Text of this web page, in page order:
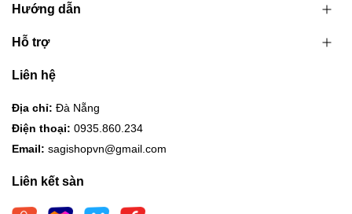
Hướng dẫn
Hỗ trợ
Liên hệ
Địa chỉ: Đà Nẵng
Điện thoại: 0935.860.234
Email: sagishopvn@gmail.com
Liên kết sàn